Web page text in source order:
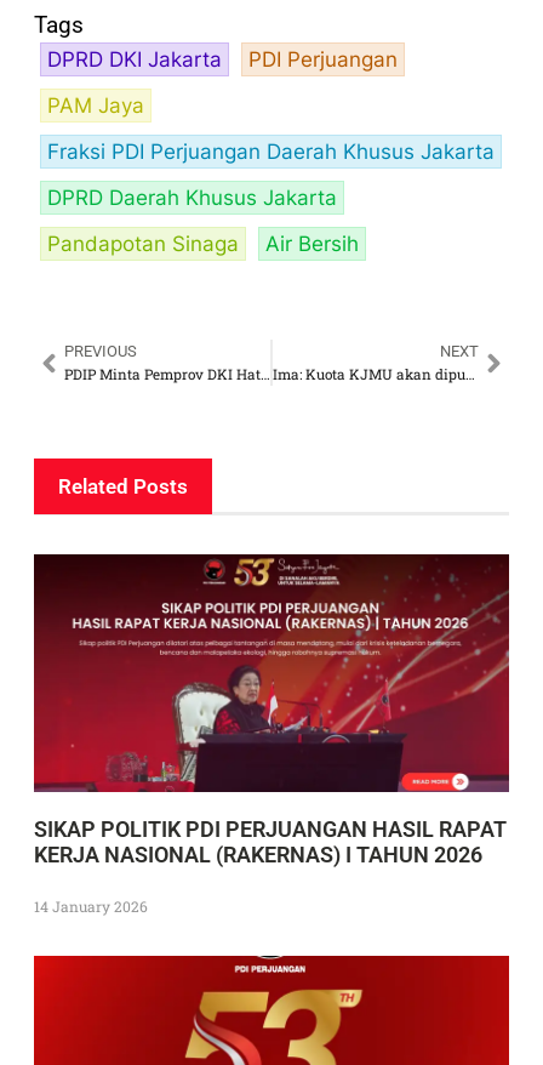
Tags
DPRD DKI Jakarta
PDI Perjuangan
PAM Jaya
Fraksi PDI Perjuangan Daerah Khusus Jakarta
DPRD Daerah Khusus Jakarta
Pandapotan Sinaga
Air Bersih
PREVIOUS
PDIP Minta Pemprov DKI Hati-hati Tagih Tunggakan Penghuni Rusunawa
NEXT
Ima: Kuota KJMU akan dipulihkan di Pemerintahan Pram-Doel
Related Posts
SIKAP POLITIK PDI PERJUANGAN HASIL RAPAT
KERJA NASIONAL (RAKERNAS) I TAHUN 2026
14 January 2026